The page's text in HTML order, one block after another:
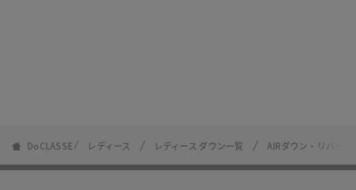
DoCLASSE レディース レディース ダウン一覧 AIRダウン・リバーシ